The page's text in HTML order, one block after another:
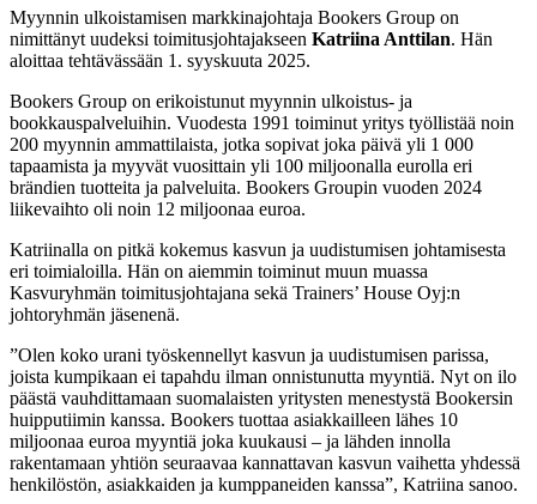
Myynnin ulkoistamisen markkinajohtaja Bookers Group on
nimittänyt uudeksi toimitusjohtajakseen Katriina Anttilan. Hän
aloittaa tehtävässään 1. syyskuuta 2025.
Bookers Group on erikoistunut myynnin ulkoistus- ja
bookkauspalveluihin. Vuodesta 1991 toiminut yritys työllistää noin
200 myynnin ammattilaista, jotka sopivat joka päivä yli 1 000
tapaamista ja myyvät vuosittain yli 100 miljoonalla eurolla eri
brändien tuotteita ja palveluita. Bookers Groupin vuoden 2024
liikevaihto oli noin 12 miljoonaa euroa.
Katriinalla on pitkä kokemus kasvun ja uudistumisen johtamisesta
eri toimialoilla. Hän on aiemmin toiminut muun muassa
Kasvuryhmän toimitusjohtajana sekä Trainers’ House Oyj:n
johtoryhmän jäsenenä.
”Olen koko urani työskennellyt kasvun ja uudistumisen parissa,
joista kumpikaan ei tapahdu ilman onnistunutta myyntiä. Nyt on ilo
päästä vauhdittamaan suomalaisten yritysten menestystä Bookersin
huipputiimin kanssa. Bookers tuottaa asiakkailleen lähes 10
miljoonaa euroa myyntiä joka kuukausi – ja lähden innolla
rakentamaan yhtiön seuraavaa kannattavan kasvun vaihetta yhdessä
henkilöstön, asiakkaiden ja kumppaneiden kanssa”, Katriina sanoo.